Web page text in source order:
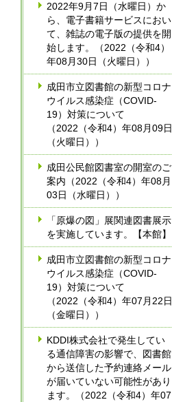
2022年9月7日（水曜日）か
ら、電子書籍サービスにおい
て、雑誌の電子版の提供を開
始します。（2022（令和4）
年08月30日（火曜日））
成田市立図書館の新型コロナ
ウイルス感染症（COVID-
19）対策について
（2022（令和4）年08月09日
（火曜日））
成田公民館図書室の開室のご
案内（2022（令和4）年08月
03日（水曜日））
「原爆の図」展関連図書展示
を実施しています。【本館】
成田市立図書館の新型コロナ
ウイルス感染症（COVID-
19）対策について
（2022（令和4）年07月22日
（金曜日））
KDDI株式会社で発生してい
る通信障害の影響で、図書館
から送信した予約連絡メール
が届いていない可能性があり
ます。（2022（令和4）年07